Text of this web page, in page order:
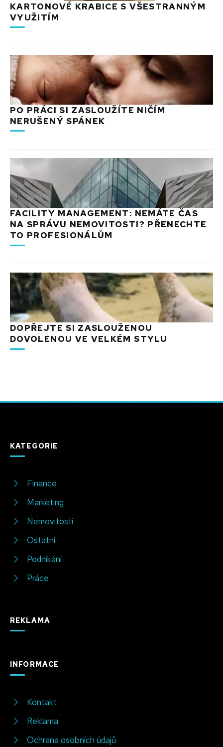
KARTONOVÉ KRABICE S VŠESTRANNÝM
VYUŽITÍM
PO PRÁCI SI ZASLOUŽÍTE NIČÍM
NERUŠENÝ SPÁNEK
FACILITY MANAGEMENT: NEMÁTE ČAS
NA SPRÁVU NEMOVITOSTI? PŘENECHTE
TO PROFESIONÁLŮM
DOPŘEJTE SI ZASLOUŽENOU
DOVOLENOU VE VELKÉM STYLU
KATEGORIE
Finance
Marketing
Nemovitosti
Ostatní
Podnikání
Práce
REKLAMA
INFORMACE
Kontakt
Reklama
Ochrana osobních údajů